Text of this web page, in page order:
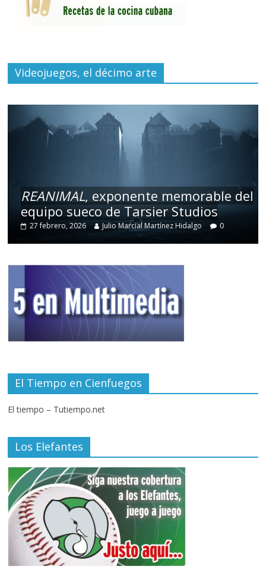
Videojuegos, el décimo arte
REANIMAL, exponente memorable del
equipo sueco de Tarsier Studios
27 febrero, 2026 Julio Marcial Martínez Hidalgo 0
El Tiempo en Cienfuegos
El tiempo – Tutiempo.net
Los Elefantes